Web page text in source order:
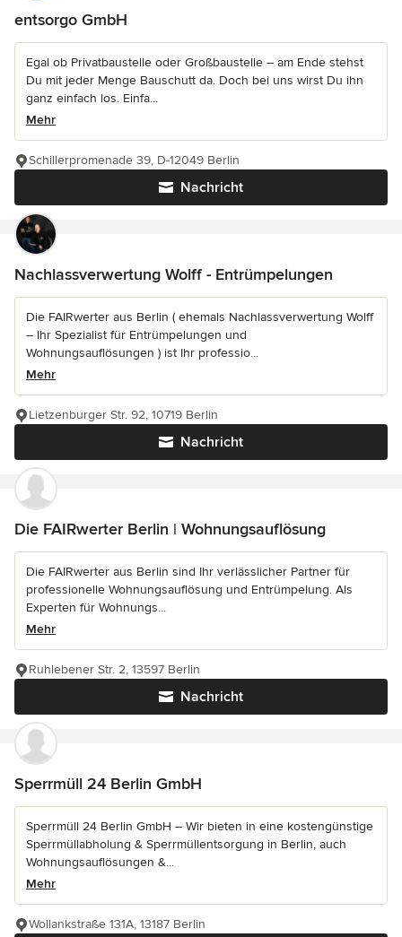
entsorgo GmbH
Egal ob Privatbaustelle oder Großbaustelle – am Ende stehst
Du mit jeder Menge Bauschutt da. Doch bei uns wirst Du ihn
ganz einfach los. Einfa...
Mehr
Nachricht
Schillerpromenade 39, D-12049 Berlin
Nachlassverwertung Wolff - Entrümpelungen
Die FAIRwerter aus Berlin ( ehemals Nachlassverwertung Wolff
– Ihr Spezialist für Entrümpelungen und
Wohnungsauflösungen ) ist Ihr professio...
Mehr
Nachricht
Lietzenburger Str. 92, 10719 Berlin
Die FAIRwerter Berlin | Wohnungsauflösung
Die FAIRwerter aus Berlin sind Ihr verlässlicher Partner für
professionelle Wohnungsauflösung und Entrümpelung. Als
Experten für Wohnungs...
Mehr
Nachricht
Ruhlebener Str. 2, 13597 Berlin
Sperrmüll 24 Berlin GmbH
Sperrmüll 24 Berlin GmbH – Wir bieten in eine kostengünstige
Sperrmüllabholung & Sperrmüllentsorgung in Berlin, auch
Wohnungsauflösungen &...
Mehr
Wollankstraße 131A, 13187 Berlin